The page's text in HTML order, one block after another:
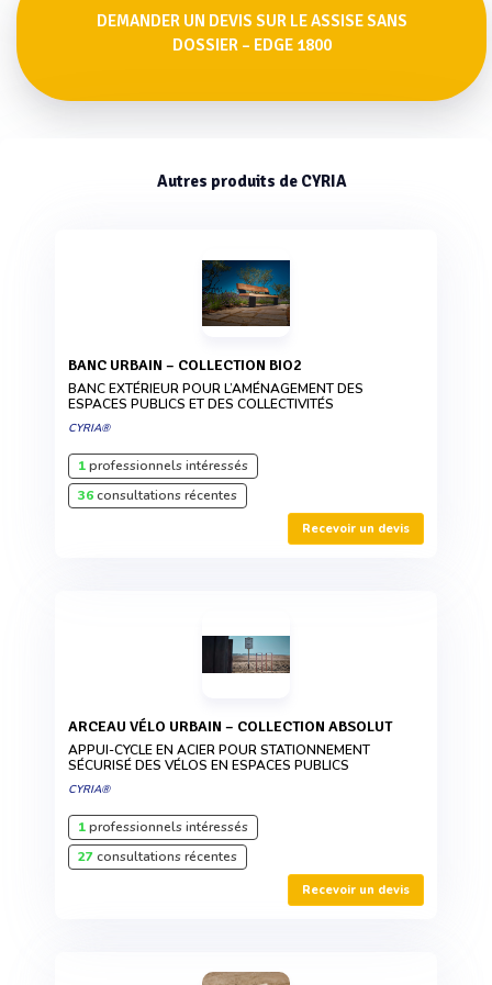
DEMANDER UN DEVIS SUR LE ASSISE SANS
DOSSIER – EDGE 1800
Autres produits de CYRIA
BANC URBAIN – COLLECTION BIO2
BANC EXTÉRIEUR POUR L’AMÉNAGEMENT DES
ESPACES PUBLICS ET DES COLLECTIVITÉS
CYRIA®
1professionnels intéressés
36consultations récentes
Recevoir un devis
ARCEAU VÉLO URBAIN – COLLECTION ABSOLUT
APPUI-CYCLE EN ACIER POUR STATIONNEMENT
SÉCURISÉ DES VÉLOS EN ESPACES PUBLICS
CYRIA®
1professionnels intéressés
27consultations récentes
Recevoir un devis